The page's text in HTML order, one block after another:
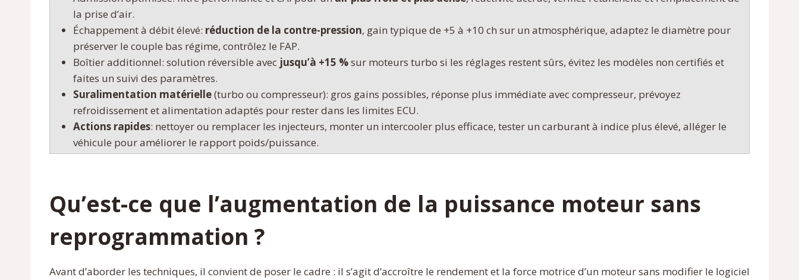
la prise d’air.
Échappement à débit élevé: réduction de la contre-pression, gain typique de +5 à +10 ch sur un atmosphérique, adaptez le diamètre pour
préserver le couple bas régime, contrôlez le FAP.
Boîtier additionnel: solution réversible avec jusqu’à +15 %sur moteurs turbo si les réglages restent sûrs, évitez les modèles non certifiés et
faites un suivi des paramètres.
Suralimentation matérielle(turbo ou compresseur): gros gains possibles, réponse plus immédiate avec compresseur, prévoyez
refroidissement et alimentation adaptés pour rester dans les limites ECU.
Actions rapides: nettoyer ou remplacer les injecteurs, monter un intercooler plus efficace, tester un carburant à indice plus élevé, alléger le
véhicule pour améliorer le rapport poids/puissance.
Qu’est-ce que l’augmentation de la puissance moteur sans
reprogrammation ?
Avant d’aborder les techniques, il convient de poser le cadre : il s’agit d’accroître le rendement et la force motrice d’un moteur sans modifier le logiciel